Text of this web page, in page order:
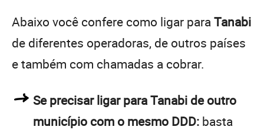
Abaixo você confere como ligar para Tanabi
de diferentes operadoras, de outros países
e também com chamadas a cobrar.
Se precisar ligar para Tanabi de outro
município com o mesmo DDD: basta